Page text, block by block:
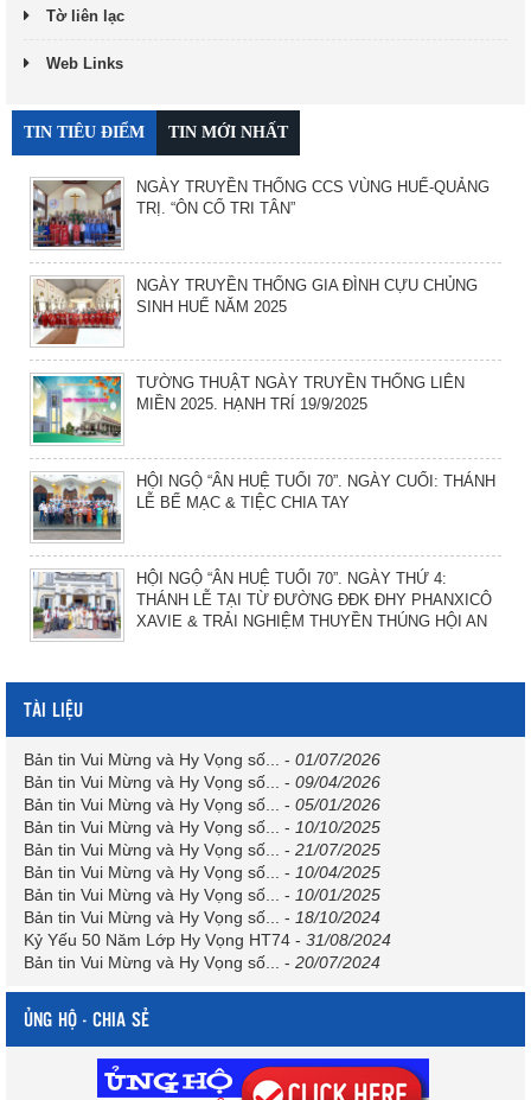
Tờ liên lạc
Web Links
TIN TIÊU ĐIỂM TIN MỚI NHẤT
NGÀY TRUYỀN THỐNG CCS VÙNG HUẾ-QUẢNG
TRỊ. “ÔN CỐ TRI TÂN”
NGÀY TRUYỀN THỐNG GIA ĐÌNH CỰU CHỦNG
SINH HUẾ NĂM 2025
TƯỜNG THUẬT NGÀY TRUYỀN THỐNG LIÊN
MIỀN 2025. HẠNH TRÍ 19/9/2025
HỘI NGỘ “ÂN HUỆ TUỔI 70”. NGÀY CUỐI: THÁNH
LỄ BẾ MẠC & TIỆC CHIA TAY
HỘI NGỘ “ÂN HUỆ TUỔI 70”. NGÀY THỨ 4:
THÁNH LỄ TẠI TỪ ĐƯỜNG ĐĐK ĐHY PHANXICÔ
XAVIE & TRẢI NGHIỆM THUYỀN THÚNG HỘI AN
TÀI LIỆU
Bản tin Vui Mừng và Hy Vọng số... - 01/07/2026
Bản tin Vui Mừng và Hy Vọng số... - 09/04/2026
Bản tin Vui Mừng và Hy Vọng số... - 05/01/2026
Bản tin Vui Mừng và Hy Vọng số... - 10/10/2025
Bản tin Vui Mừng và Hy Vọng số... - 21/07/2025
Bản tin Vui Mừng và Hy Vọng số... - 10/04/2025
Bản tin Vui Mừng và Hy Vọng số... - 10/01/2025
Bản tin Vui Mừng và Hy Vọng số... - 18/10/2024
Kỷ Yếu 50 Năm Lớp Hy Vọng HT74 - 31/08/2024
Bản tin Vui Mừng và Hy Vọng số... - 20/07/2024
ỦNG HỘ - CHIA SẺ